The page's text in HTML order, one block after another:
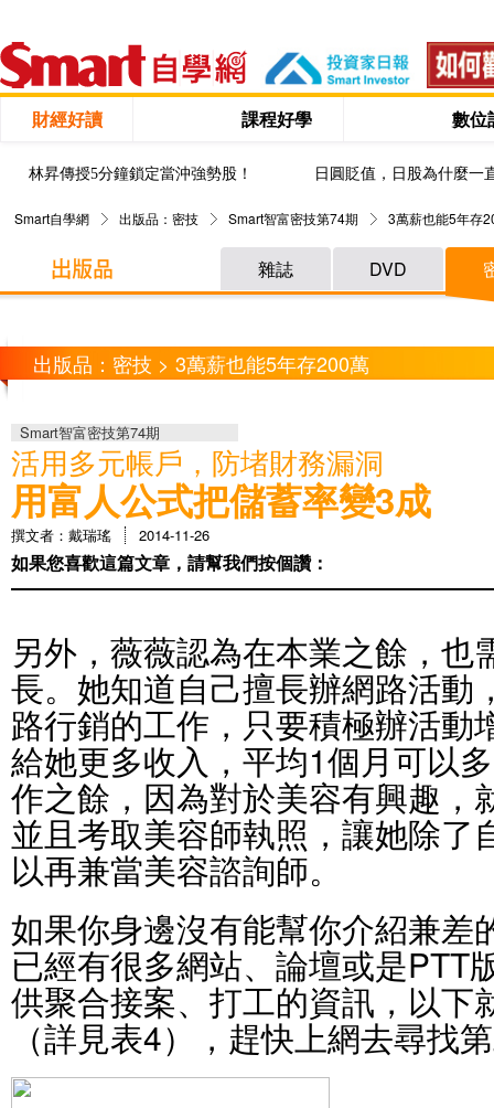
財經好讀 課程好學 數位
林昇傳授5分鐘鎖定當沖強勢股！ 日圓貶值，日股為什麼一
Smart自學網 出版品：密技 Smart智富密技第74期 3萬薪也能5年存
雜誌 DVD
出版品：密技 > 3萬薪也能5年存200萬
Smart智富密技第74期
活用多元帳戶，防堵財務漏洞
用富人公式把儲蓄率變3成
撰文者：戴瑞瑤 2014-11-26
如果您喜歡這篇文章，請幫我們按個讚：
另外，薇薇認為在本業之餘，也
長。她知道自己擅長辦網路活動
路行銷的工作，只要積極辦活動
給她更多收入，平均1個月可以
作之餘，因為對於美容有興趣，
並且考取美容師執照，讓她除了
以再兼當美容諮詢師。
如果你身邊沒有能幫你介紹兼差
已經有很多網站、論壇或是PTT
供聚合接案、打工的資訊，以下
（詳見表4），趕快上網去尋找